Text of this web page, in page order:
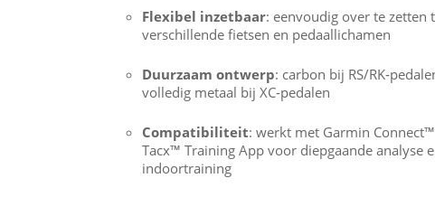
Flexibel inzetbaar: eenvoudig over te zetten
verschillende fietsen en pedaallichamen
Duurzaam ontwerp: carbon bij RS/
volledig metaal bij XC‑pedalen
Compatibiliteit: werkt met Garmin
Tacx™ Training App voor diepgaande analyse
indoortraining